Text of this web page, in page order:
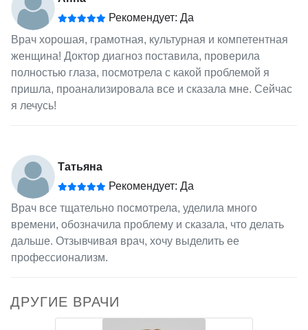
Рекомендует: Да
Врач хорошая, грамотная, культурная и компетентная
женщина! Доктор диагноз поставила, проверила
полностью глаза, посмотрела с какой проблемой я
пришла, проанализировала все и сказала мне. Сейчас
я лечусь!
Татьяна
Рекомендует: Да
Врач все тщательно посмотрела, уделила много
времени, обозначила проблему и сказала, что делать
дальше. Отзывчивая врач, хочу выделить ее
профессионализм.
ДРУГИЕ ВРАЧИ